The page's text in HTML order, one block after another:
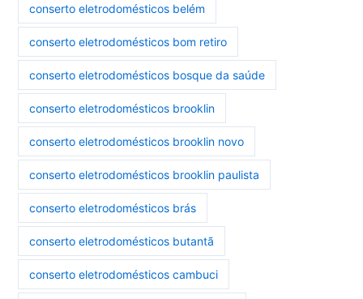
conserto eletrodomésticos belém
conserto eletrodomésticos bom retiro
conserto eletrodomésticos bosque da saúde
conserto eletrodomésticos brooklin
conserto eletrodomésticos brooklin novo
conserto eletrodomésticos brooklin paulista
conserto eletrodomésticos brás
conserto eletrodomésticos butantã
conserto eletrodomésticos cambuci